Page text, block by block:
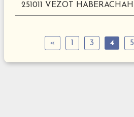
251011 VEZOT HABERACHAH
« 1 3 4 5